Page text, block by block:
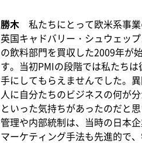
勝木 私たちにとって欧米系事
英国キャドバリー・シュウェッ
の飲料部門を買収した2009年が
す。当初PMIの段階では私たちは
手にしてもらえませんでした。
人に自分たちのビジネスの何が
といった気持ちがあったのだと
管理や内部統制は、当時の日本
マーケティング手法も先進的で